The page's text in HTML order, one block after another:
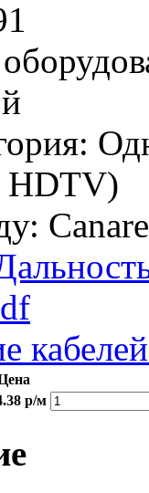
HDTV)
Canare
р/м